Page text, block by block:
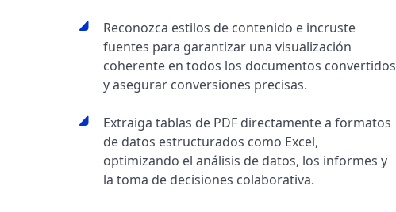
Reconozca estilos de contenido e incruste
fuentes para garantizar una visualización
coherente en todos los documentos convertidos
y asegurar conversiones precisas.
Extraiga tablas de PDF directamente a formatos
de datos estructurados como Excel,
optimizando el análisis de datos, los informes y
la toma de decisiones colaborativa.